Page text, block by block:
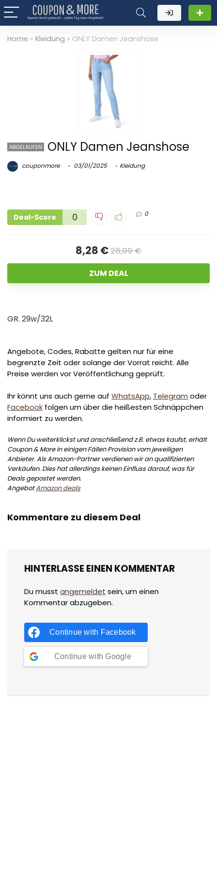
Home » Kleidung » ONLY Damen Jeanshose
ABGELAUFEN ONLY Damen Jeanshose
couponmore 03/01/2025 Kleidung
Deal-Score 0 0
8,28 €28,99 €
ZUM DEAL
GR. 29w/32L
Angebote, Codes, Rabatte gelten nur für eine
begrenzte Zeit oder solange der Vorrat reicht. Alle
Preise werden vor Veröffentlichung geprüft.
Ihr könnt uns auch gerne auf WhatsApp, Telegram oder
Facebook folgen um über die heißesten Schnäppchen
informiert zu werden.
Wenn Du weiterklickst und anschließend z.B. etwas kaufst, erhält
Coupon & More in einigen Fällen Provision vom jeweiligen
Anbieter. Als Amazon-Partner verdienen wir an qualifizierten
Verkäufen. Dies hat allerdings keinen Einfluss darauf, was für
Deals gepostet werden.
AngebotAmazon deals
Kommentare zu diesem Deal
HINTERLASSE EINEN KOMMENTAR
Du musst angemeldet sein, um einen
Kommentar abzugeben.
Continue with Facebook
Continue with Google